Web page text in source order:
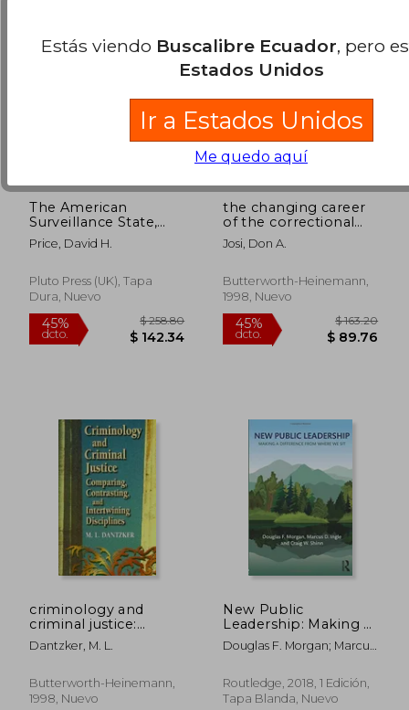
45%
dcto.
$ 326.10
$ 179.36
45%
dcto. $
The American
Surveillance State,
The: How the U.S.
Spies on Dissent (en
Price, David H.
Pluto Press (UK), Tapa
Dura, Nuevo
the changing career
of the correctional
officer: policy
implications for the
Inglés)
Josi, Don A.
Butterworth-Heinemann,
1998, Nuevo
criminology and
criminal justice:
comparing,
contrasting, and
disciplines (en Inglés)
Dantzker, M. L.
Butterworth-Heinemann,
1998, Nuevo
New Public
Leadership: Making a
Difference From
Where we sit (en
Douglas F. Morgan; Marcus
Routledge, 2018, 1 Edición,
Tapa Blanda, Nuevo
Estás viendo Buscalibre Ecuador, pero
Estados Unidos
Ir a Estados Unidos
Me quedo aquí